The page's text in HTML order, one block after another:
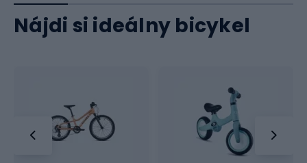
Nájdi si ideálny bicykel